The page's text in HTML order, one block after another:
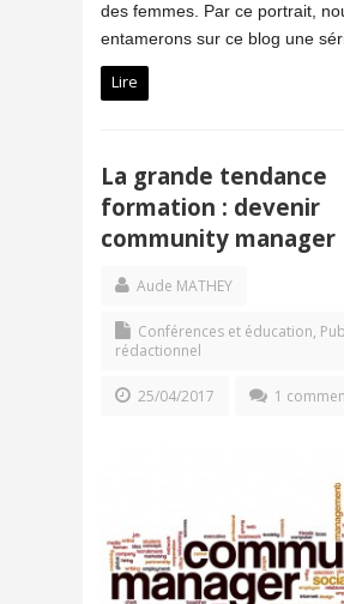
des femmes. Par ce portrait,
entamerons sur ce blog une
Lire
La grande tendance
formation : devenir
community manager
Aude MATHEY
Conférences et éducation,
rédactionnel
25/04/2017 1